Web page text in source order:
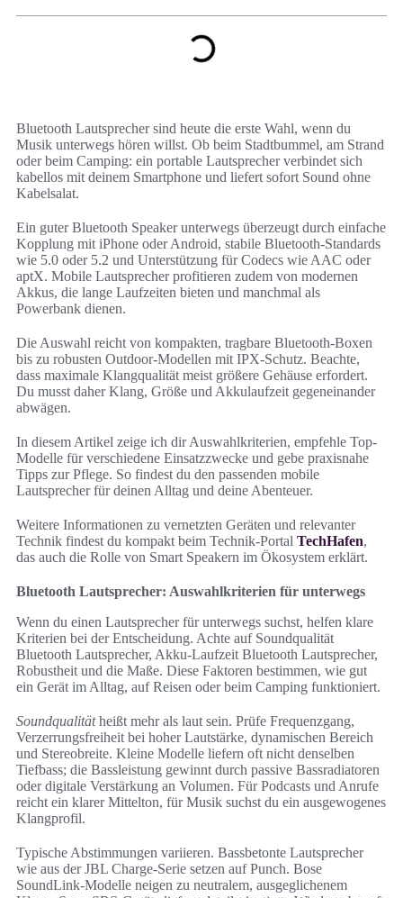
Bluetooth Lautsprecher sind heute die erste Wahl, wenn du
Musik unterwegs hören willst. Ob beim Stadtbummel, am Strand
oder beim Camping: ein portable Lautsprecher verbindet sich
kabellos mit deinem Smartphone und liefert sofort Sound ohne
Kabelsalat.
Ein guter Bluetooth Speaker unterwegs überzeugt durch einfache
Kopplung mit iPhone oder Android, stabile Bluetooth-Standards
wie 5.0 oder 5.2 und Unterstützung für Codecs wie AAC oder
aptX. Mobile Lautsprecher profitieren zudem von modernen
Akkus, die lange Laufzeiten bieten und manchmal als
Powerbank dienen.
Die Auswahl reicht von kompakten, tragbare Bluetooth-Boxen
bis zu robusten Outdoor-Modellen mit IPX-Schutz. Beachte,
dass maximale Klangqualität meist größere Gehäuse erfordert.
Du musst daher Klang, Größe und Akkulaufzeit gegeneinander
abwägen.
In diesem Artikel zeige ich dir Auswahlkriterien, empfehle Top-
Modelle für verschiedene Einsatzzwecke und gebe praxisnahe
Tipps zur Pflege. So findest du den passenden mobile
Lautsprecher für deinen Alltag und deine Abenteuer.
Weitere Informationen zu vernetzten Geräten und relevanter
Technik findest du kompakt beim Technik-Portal TechHafen,
das auch die Rolle von Smart Speakern im Ökosystem erklärt.
Bluetooth Lautsprecher: Auswahlkriterien für unterwegs
Wenn du einen Lautsprecher für unterwegs suchst, helfen klare
Kriterien bei der Entscheidung. Achte auf Soundqualität
Bluetooth Lautsprecher, Akku-Laufzeit Bluetooth Lautsprecher,
Robustheit und die Maße. Diese Faktoren bestimmen, wie gut
ein Gerät im Alltag, auf Reisen oder beim Camping funktioniert.
Soundqualitätheißt mehr als laut sein. Prüfe Frequenzgang,
Verzerrungsfreiheit bei hoher Lautstärke, dynamischen Bereich
und Stereobreite. Kleine Modelle liefern oft nicht denselben
Tiefbass; die Bassleistung gewinnt durch passive Bassradiatoren
oder digitale Verstärkung an Volumen. Für Podcasts und Anrufe
reicht ein klarer Mittelton, für Musik suchst du ein ausgewogenes
Klangprofil.
Typische Abstimmungen variieren. Bassbetonte Lautsprecher
wie aus der JBL Charge-Serie setzen auf Punch. Bose
SoundLink-Modelle neigen zu neutralem, ausgeglichenem